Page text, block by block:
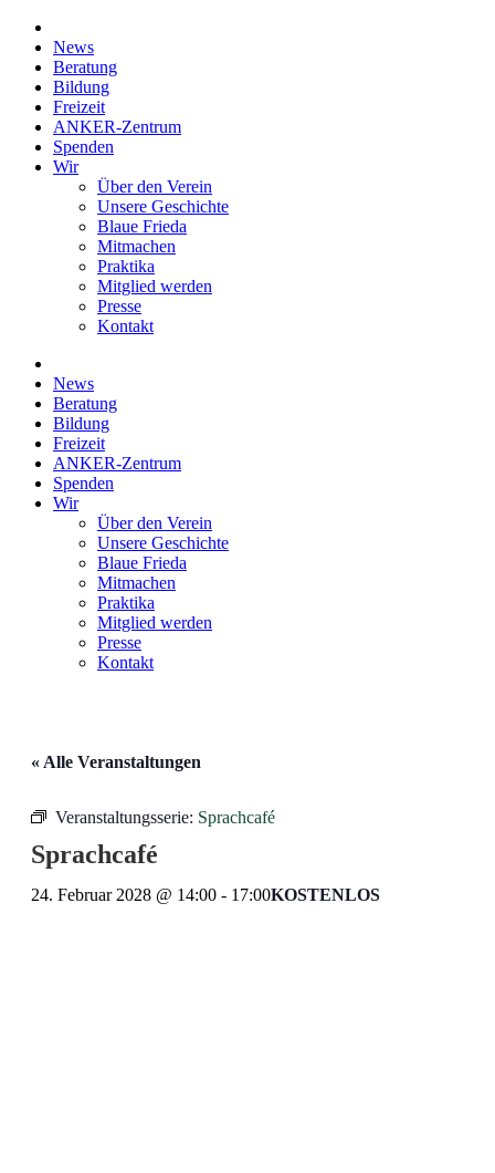
News
Beratung
Bildung
Freizeit
ANKER-Zentrum
Spenden
Wir
Über den Verein
Unsere Geschichte
Blaue Frieda
Mitmachen
Praktika
Mitglied werden
Presse
Kontakt
News
Beratung
Bildung
Freizeit
ANKER-Zentrum
Spenden
Wir
Über den Verein
Unsere Geschichte
Blaue Frieda
Mitmachen
Praktika
Mitglied werden
Presse
Kontakt
« Alle Veranstaltungen
Veranstaltungsserie: Sprachcafé
Sprachcafé
24. Februar 2028 @ 14:00 - 17:00KOSTENLOS